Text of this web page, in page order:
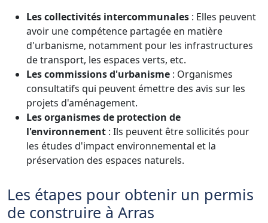
Les collectivités intercommunales : Elles peuvent
avoir une compétence partagée en matière
d'urbanisme, notamment pour les infrastructures
de transport, les espaces verts, etc.
Les commissions d'urbanisme : Organismes
consultatifs qui peuvent émettre des avis sur les
projets d'aménagement.
Les organismes de protection de
l'environnement : Ils peuvent être sollicités pour
les études d'impact environnemental et la
préservation des espaces naturels.
Les étapes pour obtenir un permis
de construire à Arras